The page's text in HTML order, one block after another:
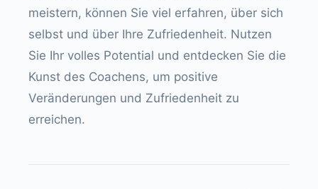
meistern, können Sie viel erfahren, über sich
selbst und über Ihre Zufriedenheit. Nutzen
Sie Ihr volles Potential und entdecken Sie die
Kunst des Coachens, um positive
Veränderungen und Zufriedenheit zu
erreichen.